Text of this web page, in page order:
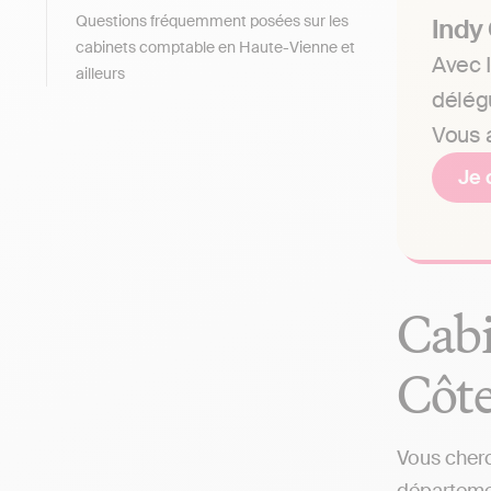
Indy
Avec
Vous
Je
Vous
Questions fréquemment posées sur les
cabinets comptable en Haute-Vienne et
ailleurs